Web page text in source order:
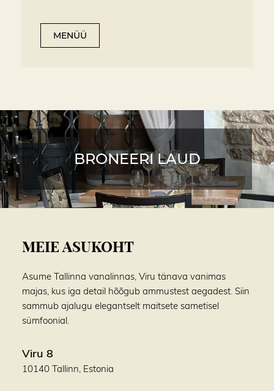
MENÜÜ
BRONEERI LAUD
MEIE ASUKOHT
Asume Tallinna vanalinnas, Viru tänava vanimas
majas, kus iga detail hõõgub ammustest aegadest. Siin
sammub ajalugu elegantselt maitsete sametisel
sümfoonial.
Viru 8
10140 Tallinn, Estonia